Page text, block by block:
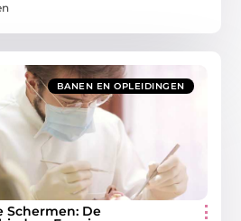
BANEN EN OPLEIDINGEN
Schermen: De